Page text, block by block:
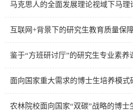
面向国家重大需求的博士生培养模式